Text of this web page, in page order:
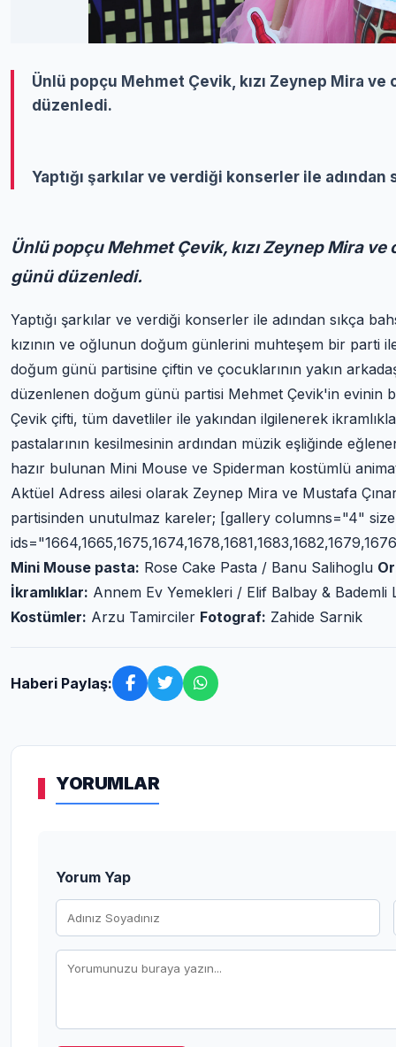
Ünlü popçu Mehmet Çevik, kızı Zeynep Mira
düzenledi.
Yaptığı şarkılar ve verdiği konserler ile
Ünlü popçu Mehmet Çevik, kızı Zeynep Mira
günü düzenledi.
Yaptığı şarkılar ve verdiği konserler ile adından sıkça
kızının ve oğlunun doğum günlerini muhteşem bir parti
doğum günü partisine çiftin ve çocuklarının yakın
düzenlenen doğum günü partisi Mehmet Çevik'in evinin
Çevik çifti, tüm davetliler ile yakından ilgilenerek
pastalarının kesilmesinin ardından müzik eşliğinde
hazır bulunan Mini Mouse ve Spiderman kostümlü
Aktüel Adress ailesi olarak Zeynep Mira ve Mustafa
partisinden unutulmaz kareler; [gallery columns="4"
Mini Mouse pasta: Rose Cake Pasta / Banu Salihoglu
İkramlıklar: Annem Ev Yemekleri / Elif Balbay & Bademli
Kostümler: Arzu Tamirciler Fotograf: Zahide Sarnik
Haberi Paylaş:
YORUMLAR
Yorum Yap